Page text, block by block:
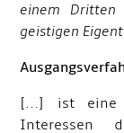
einem Dritten
geistigen
[...] ist eine
Interessen